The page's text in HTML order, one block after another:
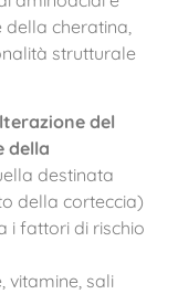
cheratina,
strutturale
del
della
destinata
della corteccia)
i fattori di rischio
vitamine, sali